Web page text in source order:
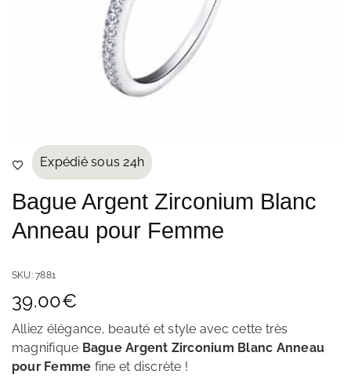
Expédié sous 24h
Bague Argent Zirconium Blanc
Anneau pour Femme
SKU:7881
39.00€
Alliez élégance, beauté et style avec cette très
magnifique Bague Argent Zirconium Blanc Anneau
pour Femme fine et discrète !